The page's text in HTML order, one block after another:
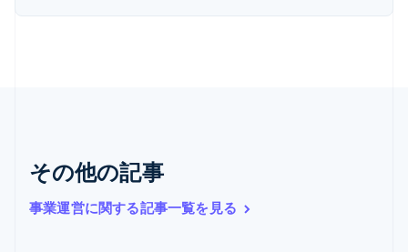
その他の記事
事業運営に関する記事一覧を見る
ジブラルタル
English
シンガポール
English简体中文